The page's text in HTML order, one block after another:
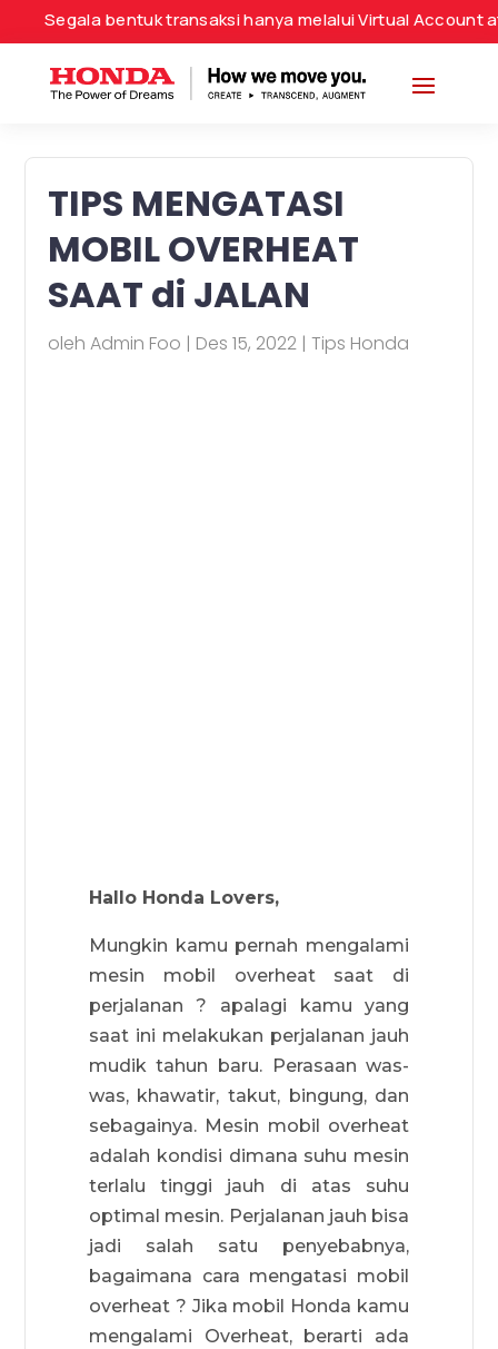
Segala bentuk transaksi hanya melalui Virtual Account
TIPS MENGATASI
MOBIL OVERHEAT
SAAT di JALAN
olehAdmin Foo | Des 15, 2022 |Tips Honda
Hallo Honda Lovers,
Mungkin kamu pernah mengalami
mesin mobil overheat saat di
perjalanan ? apalagi kamu yang
saat ini melakukan perjalanan jauh
mudik tahun baru. Perasaan was-
was, khawatir, takut, bingung, dan
sebagainya. Mesin mobil overheat
adalah kondisi dimana suhu mesin
terlalu tinggi jauh di atas suhu
optimal mesin. Perjalanan jauh bisa
jadi salah satu penyebabnya,
bagaimana cara mengatasi mobil
overheat ? Jika mobil Honda kamu
mengalami Overheat, berarti ada